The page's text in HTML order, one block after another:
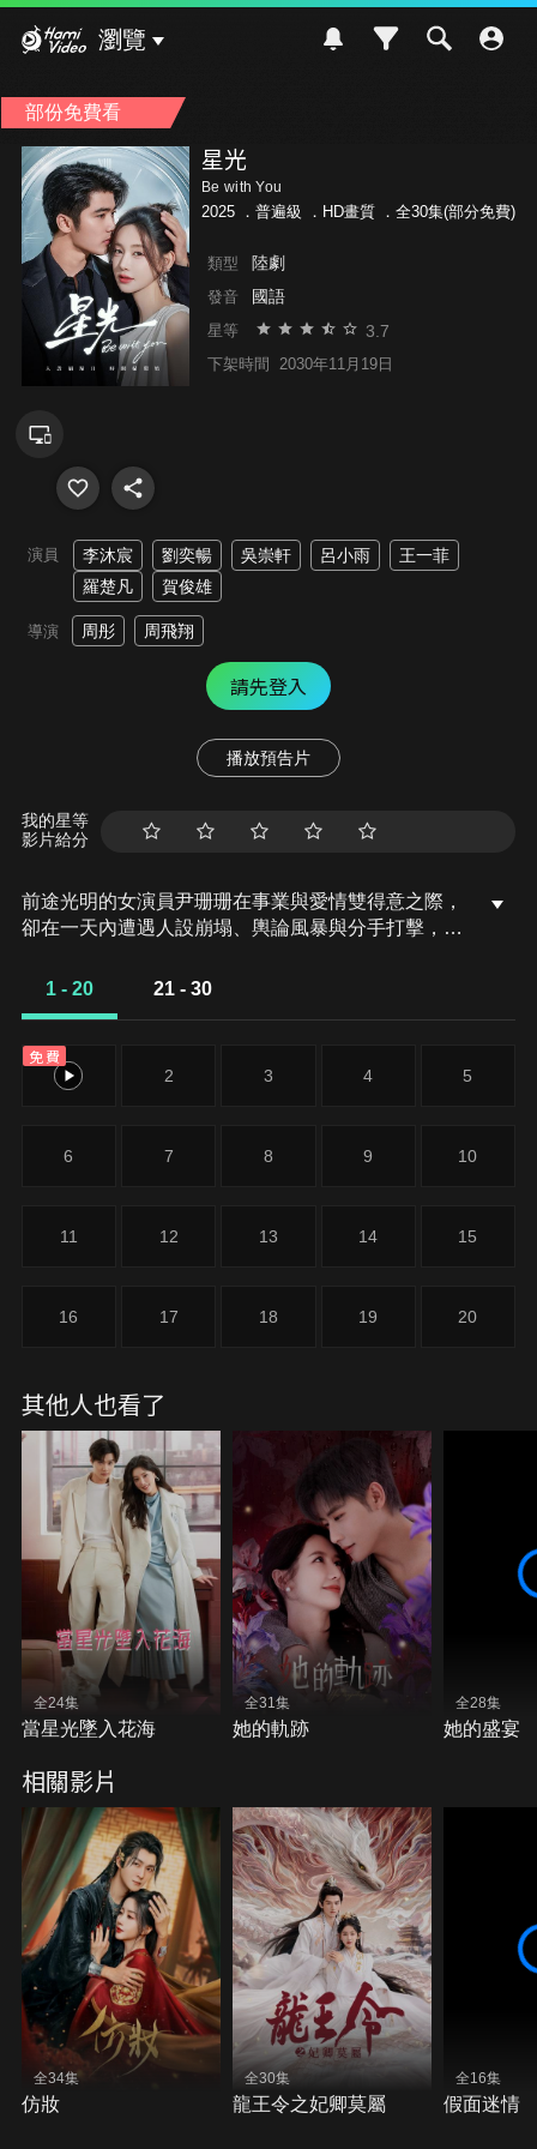
瀏覽
部份免費看
星光
Be with You
2025 ． 普遍級 ．HD畫質 ．全30集(部分免費)
類型 陸劇
發音 國語
星等 3.7
下架時間 2030年11月19日
演員 李沐宸 劉奕暢 吳崇軒 呂小雨
王一菲
羅楚凡
賀俊雄
導演 周彤 周飛翔
請先登入
播放預告片
我的星等
影片給分
前途光明的女演員尹珊珊在事業與愛情雙得意之際，
卻在一天內遭遇人設崩塌、輿論風暴與分手打擊，最
決定接近神秘酒店經理沈嘉欽，卻意外找到了無數次
1 - 20 21 - 30
免費
1 2 3 4 5
6 7 8 9 10
11 12 13 14 15
16 17 18 19 20
其他人也看了
全24集
當星光墜入花海
全31集
她的軌跡
全28集
她的盛宴
相關影片
全34集
仿妝
全30集
龍王令之妃卿莫屬
全16集
假面迷情